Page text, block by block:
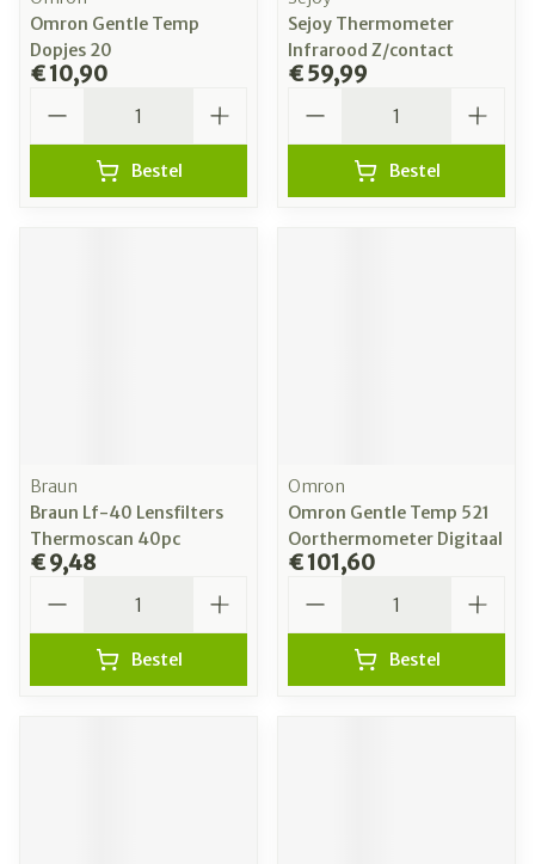
Omron Gentle Temp
Dopjes 20
€ 10,90
Bestel
Sejoy Thermometer
Infrarood Z/contact
€ 59,99
Bestel
Braun
Braun Lf-40 Lensfilters
Thermoscan 40pc
€ 9,48
Bestel
Omron
Omron Gentle Temp 521
Oorthermometer Digitaal
€ 101,60
Bestel